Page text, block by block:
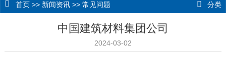
首页 >> 新闻资讯 >>常见问题 分类
中国建筑材料集团公司
2024-03-02